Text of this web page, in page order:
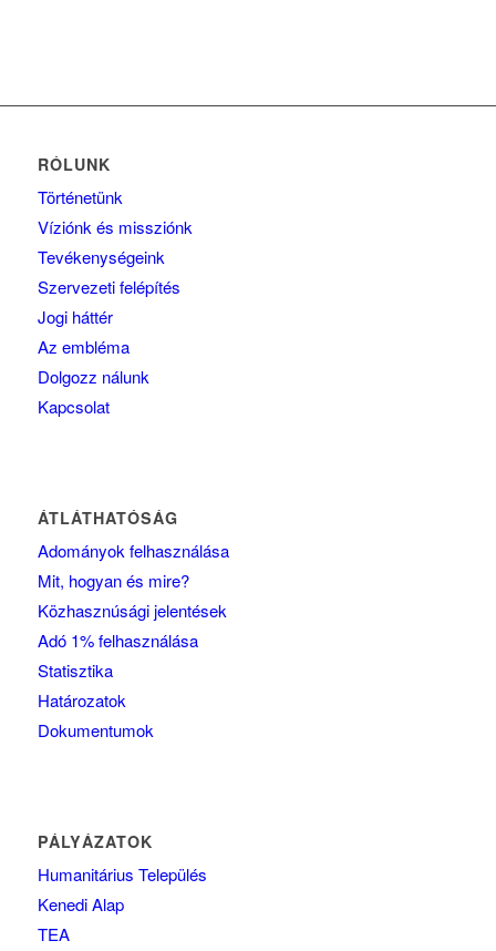
RÓLUNK
Történetünk
Víziónk és missziónk
Tevékenységeink
Szervezeti felépítés
Jogi háttér
Az embléma
Dolgozz nálunk
Kapcsolat
ÁTLÁTHATÓSÁG
Adományok felhasználása
Mit, hogyan és mire?
Közhasznúsági jelentések
Adó 1% felhasználása
Statisztika
Határozatok
Dokumentumok
PÁLYÁZATOK
Humanitárius Település
Kenedi Alap
TEA